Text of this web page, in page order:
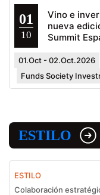
01
10
Vino e
nueva
Summit
01.Oct - 02.Oct.2026
Funds Society
ESTILO
ESTILO
Colaboración